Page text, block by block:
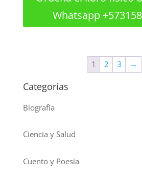
Whatsapp
1 2 3 →
Categorías
Biografía
Ciencia y Salud
Cuento y Poesía